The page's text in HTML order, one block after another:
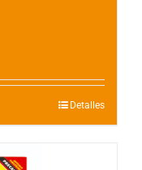
Detalles